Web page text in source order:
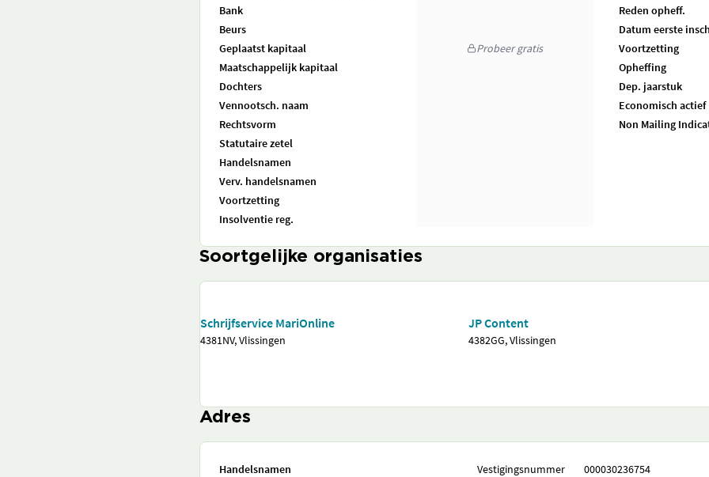
Bank
Beurs
Geplaatst kapitaal
Maatschappelijk kapitaal
Dochters
Vennootsch. naam
Rechtsvorm
Statutaire zetel
Handelsnamen
Verv. handelsnamen
Voortzetting
Insolventie reg.
Probeer gratis
Reden opheff.
Datum eerste
Voortzetting
Opheffing
Dep. jaarstuk
Economisch actief
Non Mailing
Soortgelijke organisaties
Schrijfservice MariOnline
4381NV, Vlissingen
JP Content
4382GG, Vlissingen
Adres
Handelsnamen
Vestigingsnummer
000030236754